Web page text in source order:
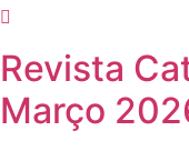
Revista
Março